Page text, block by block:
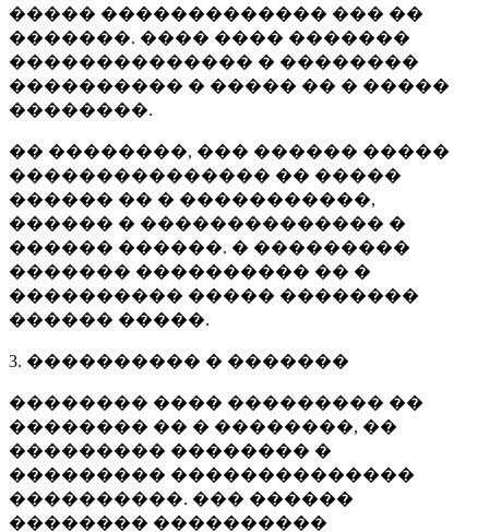
����� ������������� ��� ��
�������. ���� ���� �������
�������������� � ��������
���������� � ����� �� � �����
��������.
�� ��������, ��� ������ �����
��������������� �� �����
������ �� � �����������,
������ � �������������� �
������ ������. � ���������
������� ���������� �� �
���������� ����� ��������
������ �����.
3. ���������� � �������
�������� ���� ��������� ��
�������� �� � ��������, ��
��������� �������� �
��������� ��������������
����������. ��� ������
�������� ����������